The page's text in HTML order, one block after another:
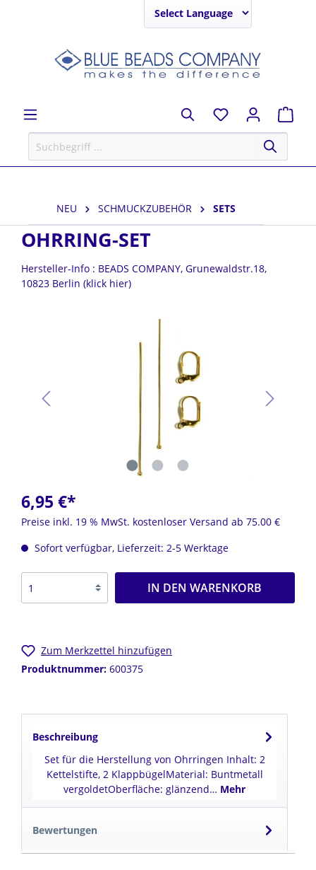
NEU SCHMUCKZUBEHÖR SETS
OHRRING-SET
Hersteller-Info : BEADS COMPANY, Grunewaldstr.18,
10823 Berlin (klick hier)
6,95 €*
Preise inkl. 19 % MwSt. kostenloser Versand ab 75.00 €
Sofort verfügbar, Lieferzeit: 2-5 Werktage
IN DEN WARENKORB
Zum Merkzettel hinzufügen
Produktnummer: 600375
Beschreibung
Set für die Herstellung von Ohrringen Inhalt: 2
Kettelstifte, 2 KlappbügelMaterial: Buntmetall
vergoldetOberfläche: glänzend… Mehr
Bewertungen